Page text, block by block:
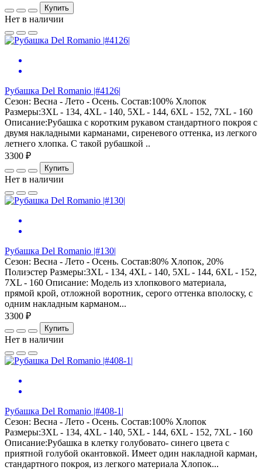
Купить
Нет в наличии
Рубашка Del Romanio |#4126|
Сезон: Весна - Лето - Осень. Состав:100% Хлопок
Размеры:3XL - 134, 4XL - 140, 5XL - 144, 6XL - 152, 7XL - 160
Описание:Рубашка с коротким рукавом стандартного покроя с
двумя накладными карманами, сиреневого оттенка, из легкого
летнего хлопка. С такой рубашкой ..
3300 ₽
Купить
Нет в наличии
Рубашка Del Romanio |#130|
Сезон: Весна - Лето - Осень. Состав:80% Хлопок, 20%
Полиэстер Размеры:3XL - 134, 4XL - 140, 5XL - 144, 6XL - 152,
7XL - 160 Описание: Модель из хлопкового материала,
прямой крой, отложной воротник, серого оттенка вполоску, с
одним накладным карманом...
3300 ₽
Купить
Нет в наличии
Рубашка Del Romanio |#408-1|
Сезон: Весна - Лето - Осень. Состав:100% Хлопок
Размеры:3XL - 134, 4XL - 140, 5XL - 144, 6XL - 152, 7XL - 160
Описание:Рубашка в клетку голубовато- синего цвета с
приятной голубой окантовкой. Имеет один накладной карман,
стандартного покроя, из легкого материала Хлопок...